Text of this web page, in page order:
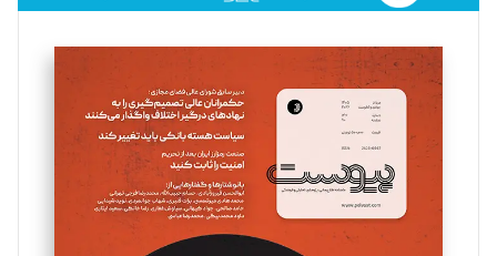
فائزه فتحی رستمی
تحریریه
سروش کرمیان
تحریریه
مینا پاکدل